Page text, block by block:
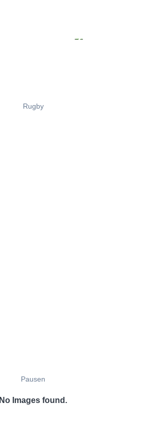
Rugby
Pausen
No Images found.